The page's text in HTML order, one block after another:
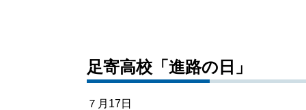
足寄高校「進路の日」
７月17日